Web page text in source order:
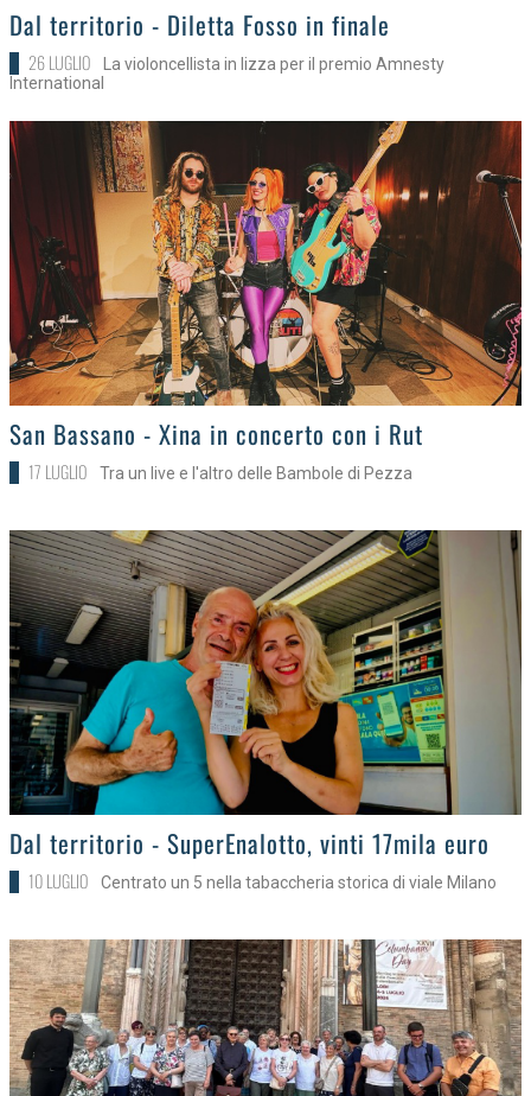
>
Dal territorio - Diletta Fosso in finale
26 LUGLIO
La violoncellista in lizza per il premio Amnesty
International
>
San Bassano - Xina in concerto con i Rut
17 LUGLIO Tra un live e l'altro delle Bambole di Pezza
>
Dal territorio - SuperEnalotto, vinti 17mila euro
10 LUGLIO Centrato un 5 nella tabaccheria storica di viale Milano